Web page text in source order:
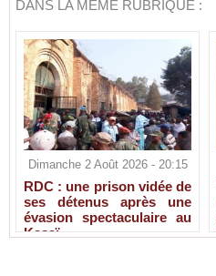
DANS LA MÊME RUBRIQUE :
Dimanche 2 Août 2026 - 20:15
RDC : une prison vidée de
ses détenus après une
évasion spectaculaire au
Kasaï